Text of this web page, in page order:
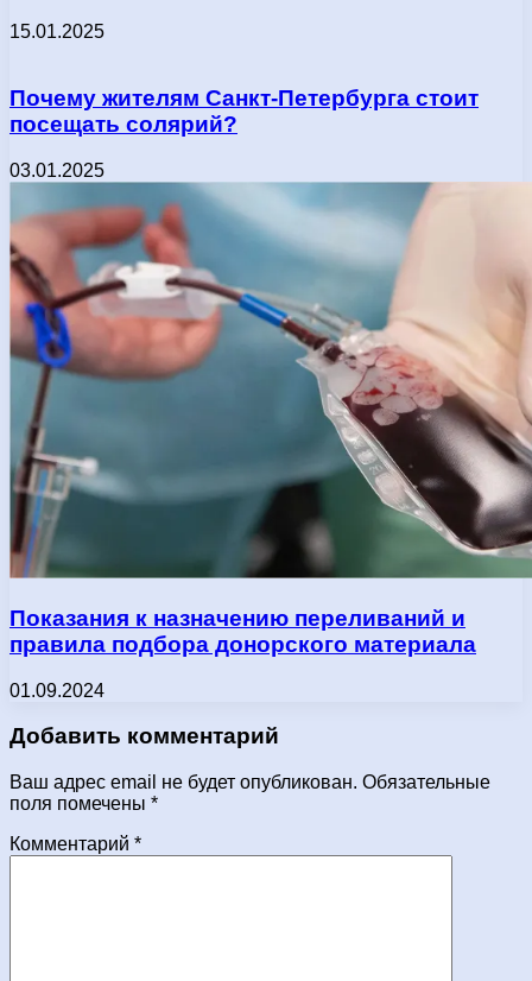
15.01.2025
Почему жителям Санкт-Петербурга стоит
посещать солярий?
03.01.2025
Показания к назначению переливаний и
правила подбора донорского материала
01.09.2024
Добавить комментарий
Ваш адрес email не будет опубликован. Обязательные
поля помечены *
Комментарий *